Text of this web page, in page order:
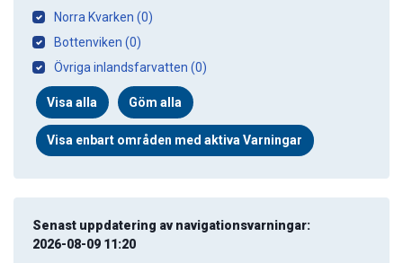
Norra Kvarken (0)
Bottenviken (0)
Övriga inlandsfarvatten (0)
Visa alla Göm alla
Visa enbart områden med aktiva Varningar
Senast uppdatering av navigationsvarningar:
2026-08-09 11:20